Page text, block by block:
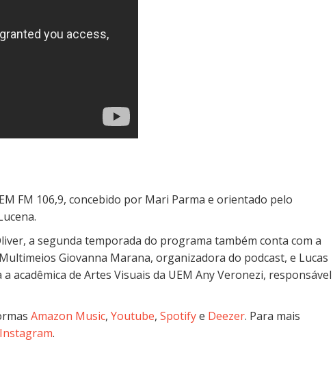
FM 106,9, concebido por Mari Parma e orientado pelo
a segunda temporada do programa também conta com a
Giovanna Marana, organizadora do podcast, e Lucas
acadêmica de Artes Visuais da UEM Any Veronezi, responsável
Amazon Music, Youtube, Spotifye Deezer. Para mais
.